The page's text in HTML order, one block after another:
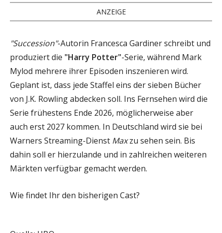
ANZEIGE
"Succession"-Autorin Francesca Gardiner schreibt und
produziert die "Harry Potter"-Serie, während Mark
Mylod mehrere ihrer Episoden inszenieren wird.
Geplant ist, dass jede Staffel eins der sieben Bücher
von J.K. Rowling abdecken soll. Ins Fernsehen wird die
Serie frühestens Ende 2026, möglicherweise aber
auch erst 2027 kommen. In Deutschland wird sie bei
Warners Streaming-Dienst Maxzu sehen sein. Bis
dahin soll er hierzulande und in zahlreichen weiteren
Märkten verfügbar gemacht werden.
Wie findet Ihr den bisherigen Cast?